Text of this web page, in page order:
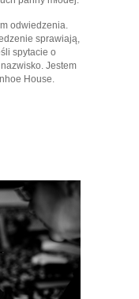
odwiedzenia.
sprawiają,
spytacie o
Jestem
House.